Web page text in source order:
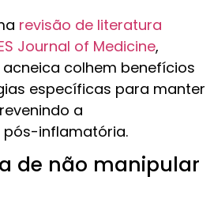
revisão de literatura
Journal of Medicine,
colhem benefícios
específicas para manter
a
inflamatória.
de não manipular